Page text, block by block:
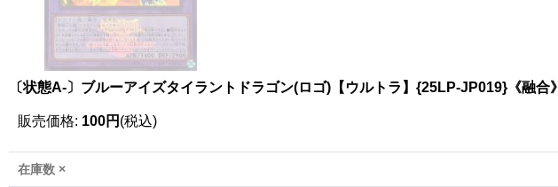
〔状態A-〕ブルーアイズタイラントドラゴン(ロゴ)【ウルトラ】{25LP-JP019}《融合》
販売価格: 100円 (税込)
在庫数 ×